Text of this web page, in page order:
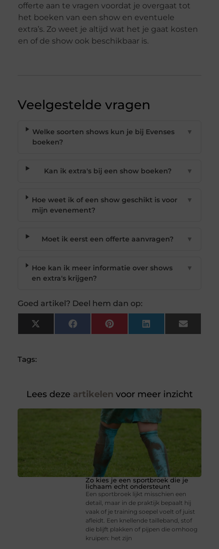
offerte aan te vragen voordat je overgaat tot
het boeken van een show en eventuele
extra’s. Zo weet je altijd wat het je gaat kosten
en of de show ook beschikbaar is.
Veelgestelde vragen
Welke soorten shows kun je bij Evenses
boeken?
▼
Kan ik extra's bij een show boeken? ▼
Hoe weet ik of een show geschikt is voor
mijn evenement?
▼
Moet ik eerst een offerte aanvragen? ▼
Hoe kan ik meer informatie over shows
en extra's krijgen?
▼
Goed artikel? Deel hem dan op:
X
(Twitter)
FacebookPinterest LinkedIn Email
Tags:
Lees deze artikelen voor meer inzicht
Zo kies je een sportbroek die je
lichaam echt ondersteunt
Een sportbroek lijkt misschien een
detail, maar in de praktijk bepaalt hij
vaak of je training soepel voelt of juist
afleidt. Een knellende tailleband, stof
die blijft plakken of pijpen die omhoog
kruipen: het zijn